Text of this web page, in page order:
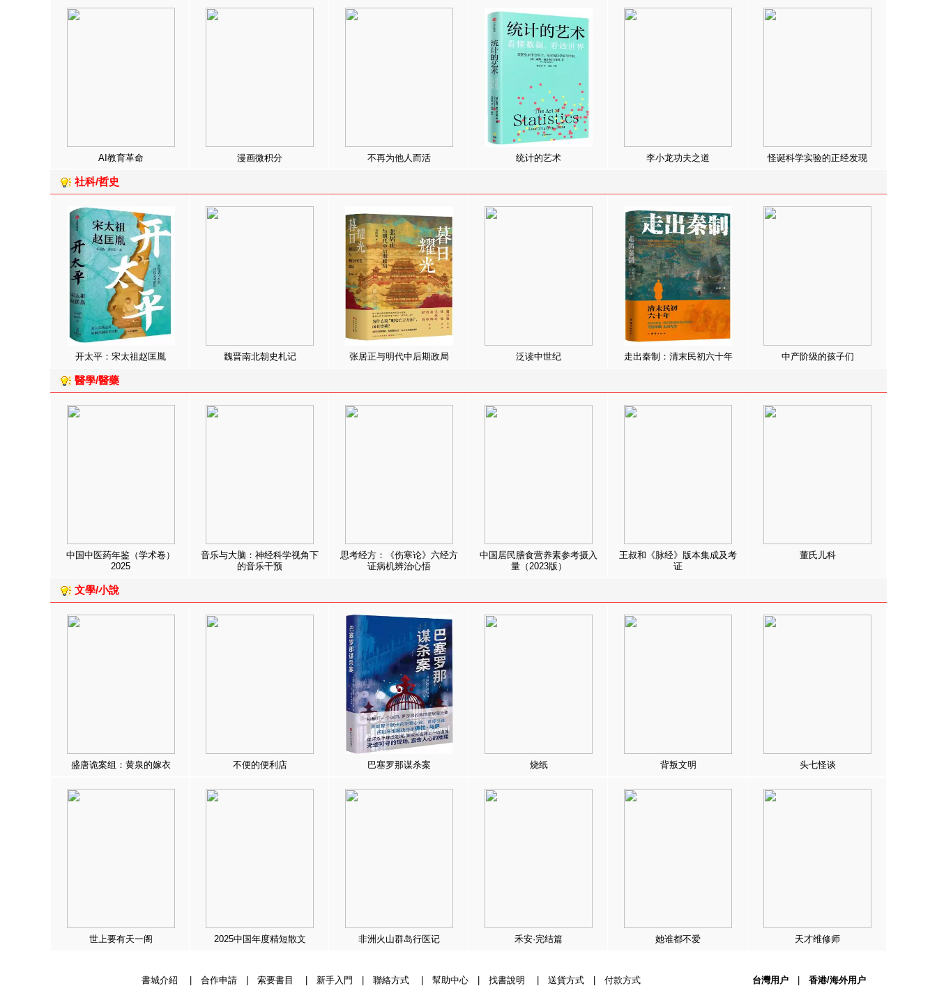
AI教育革命 漫画微积分 不再为他人而活 统计的艺术 李小龙功夫之道 怪诞科学实验的正经发现
社科/哲史
开太平：宋太祖赵匡胤 魏晋南北朝史札记 张居正与明代中后期政局 泛读中世纪 走出秦制：清末民初六十年 中产阶级的孩子们
醫學/醫藥
中国中医药年鉴（学术卷）
2025
音乐与大脑：神经科学视角下
的音乐干预
思考经方：《伤寒论》六经方
证病机辨治心悟
中国居民膳食营养素参考摄入
量（2023版）
王叔和《脉经》版本集成及考
证
董氏儿科
文學/小說
盛唐诡案组：黄泉的嫁衣 不便的便利店 巴塞罗那谋杀案 烧纸 背叛文明 头七怪谈
世上要有天一阁 2025中国年度精短散文 非洲火山群岛行医记 禾安·完结篇 她谁都不爱 天才维修师
書城介紹 合作申請| 索要書目 新手入門 聯絡方式| 幫助中心| 找書說明 送貨方式| 付款方式 台灣用户 香港/海外用户